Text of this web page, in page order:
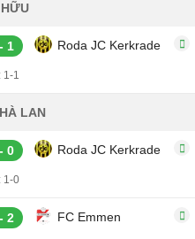
1 Roda JC Kerkrade
1-1
LAN
0 Roda JC Kerkrade
1-0
2 FC Emmen